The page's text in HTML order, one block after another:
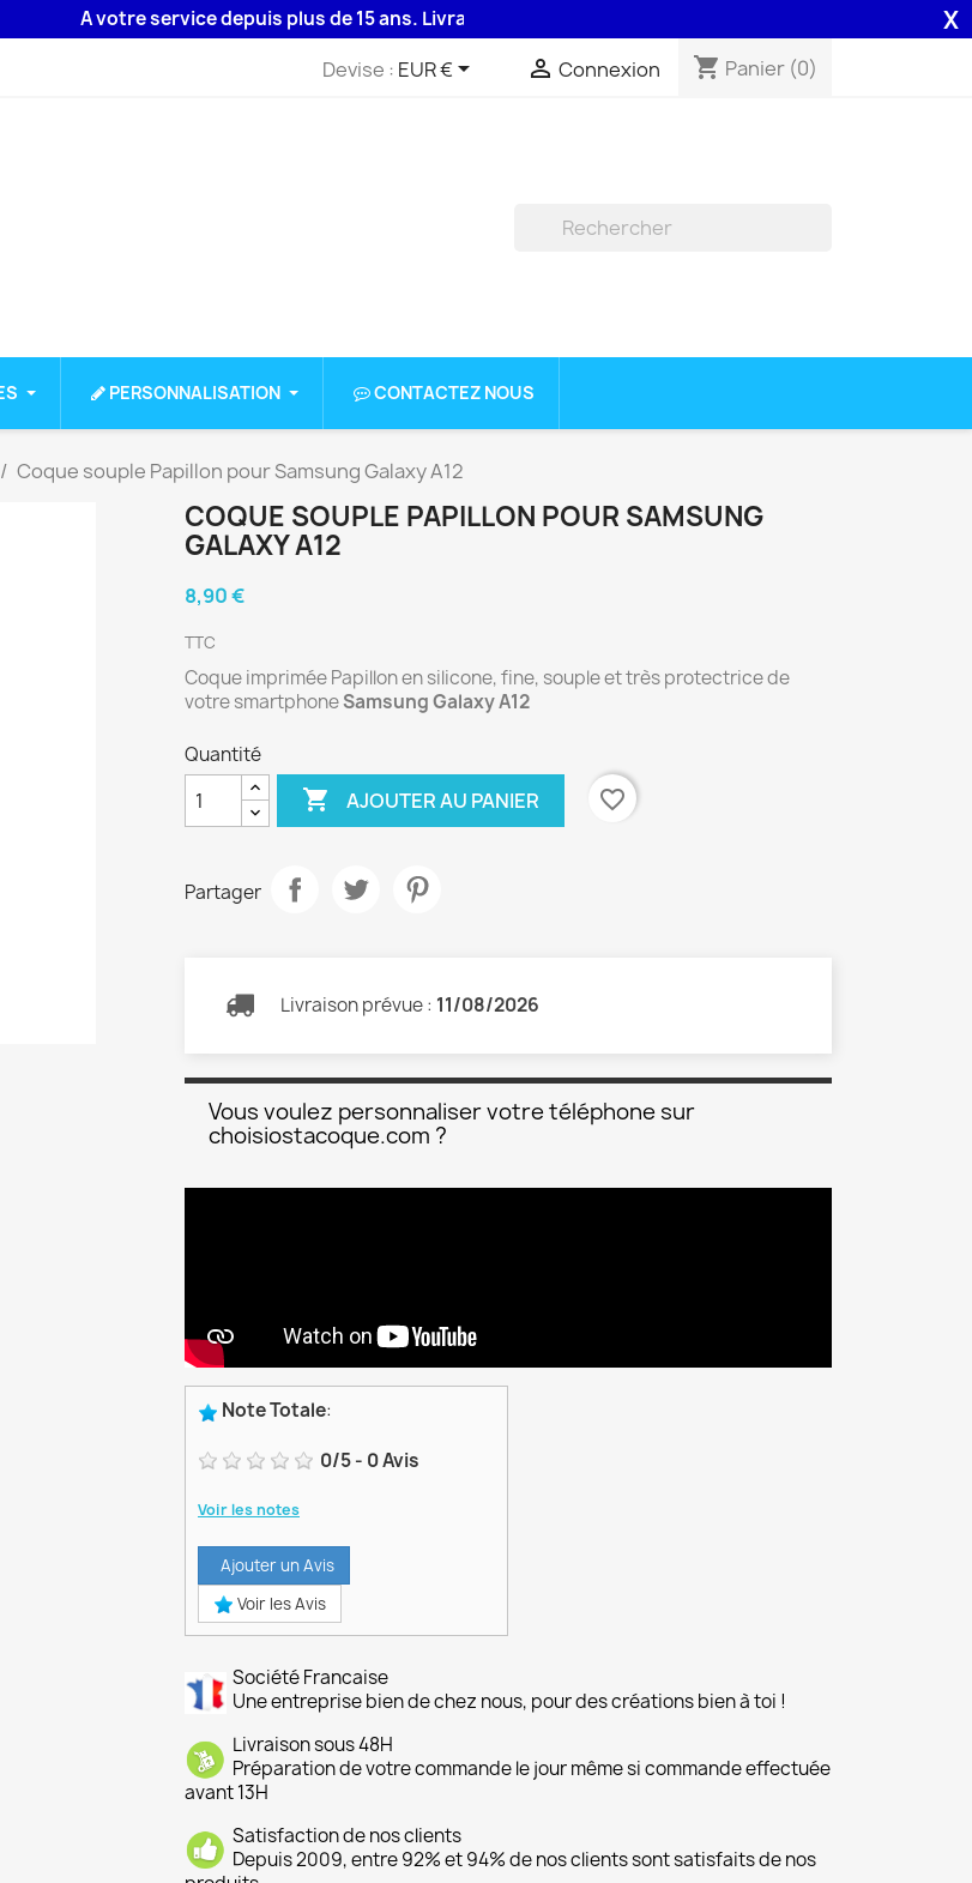
A votre service depuis plus de 15 ans. Livraison 48H assurée par la Poste . X
Devise : EUR €  Connexion shopping_cart Panier (0)
PERSONNALISATION CONTACTEZ NOUS
Coque souple Papillon pour Samsung Galaxy A12
COQUE SOUPLE PAPILLON POUR SAMSUNG
GALAXY A12
8,90 €
TTC
Coque imprimée Papillon en silicone, fine, souple et très protectrice de
votre smartphoneSamsung Galaxy A12
Quantité
 AJOUTER AU PANIER favorite_border
Partager
Livraison prévue : 11/08/2026
Vous voulez personnaliser votre téléphone sur
choisiostacoque.com ?
Note Totale:
0/5- 0Avis
Voir les notes
Ajouter un Avis
Voir les Avis
Société Francaise
Une entreprise bien de chez nous, pour des créations bien à toi !
Livraison sous 48H
Préparation de votre commande le jour même si commande effectuée
avant 13H
Satisfaction de nos clients
Depuis 2009, entre 92% et 94% de nos clients sont satisfaits de nos